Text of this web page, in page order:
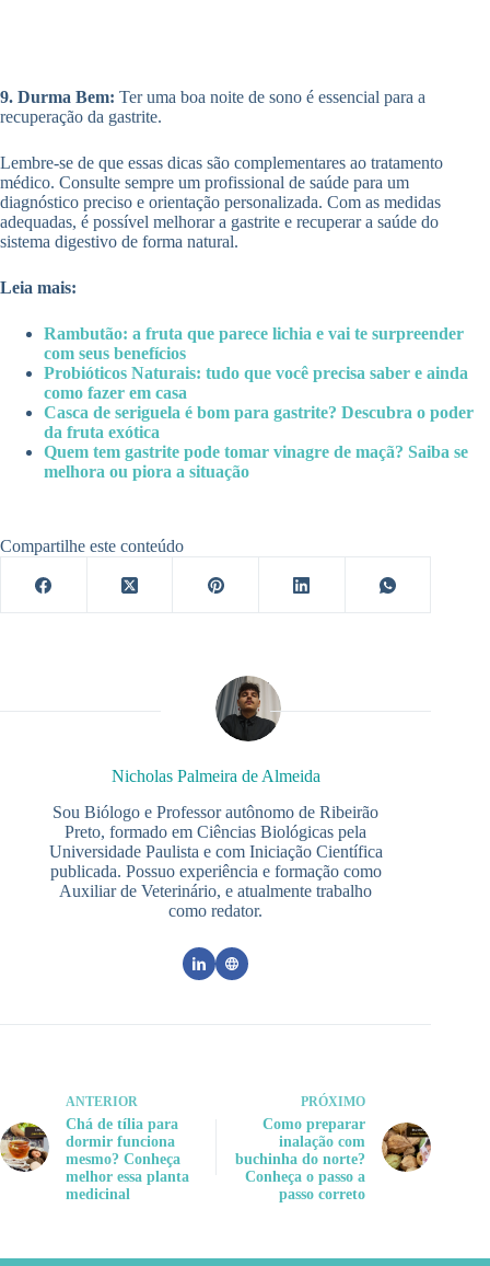
9. Durma Bem: Ter uma boa noite de sono é essencial para a
recuperação da gastrite.
Lembre-se de que essas dicas são complementares ao tratamento
médico. Consulte sempre um profissional de saúde para um
diagnóstico preciso e orientação personalizada. Com as medidas
adequadas, é possível melhorar a gastrite e recuperar a saúde do
sistema digestivo de forma natural.
Leia mais:
Rambutão: a fruta que parece lichia e vai te surpreender
com seus benefícios
Probióticos Naturais: tudo que você precisa saber e ainda
como fazer em casa
Casca de seriguela é bom para gastrite? Descubra o poder
da fruta exótica
Quem tem gastrite pode tomar vinagre de maçã? Saiba se
melhora ou piora a situação
Compartilhe este conteúdo
Nicholas Palmeira de Almeida
Sou Biólogo e Professor autônomo de Ribeirão
Preto, formado em Ciências Biológicas pela
Universidade Paulista e com Iniciação Científica
publicada. Possuo experiência e formação como
Auxiliar de Veterinário, e atualmente trabalho
como redator.
ANTERIOR
Chá de tília para
dormir funciona
mesmo? Conheça
melhor essa planta
medicinal
PRÓXIMO
Como preparar
inalação com
buchinha do norte?
Conheça o passo a
passo correto